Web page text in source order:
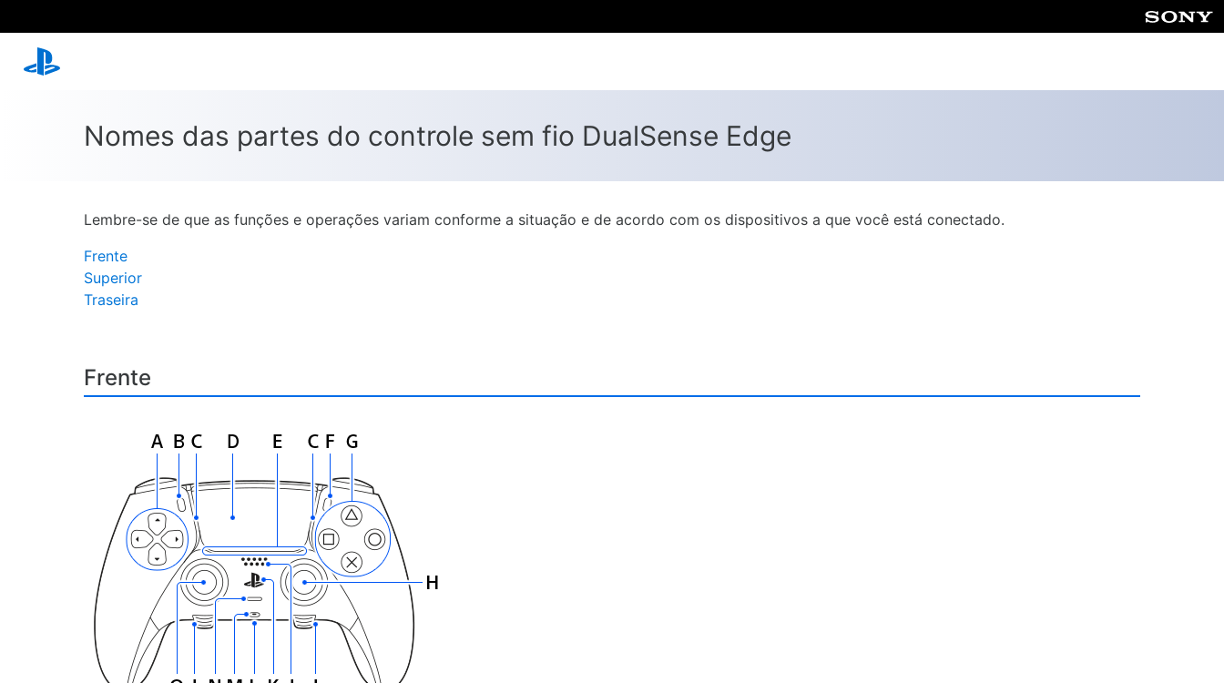
Nomes das partes do controle sem fio DualSense Edge
Lembre-se de que as funções e operações variam conforme a situação e de acordo com os dispositivos a que você está conectado.
Frente
Superior
Traseira
Frente